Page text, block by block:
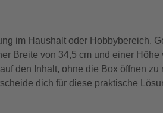
im Haushalt oder Hobbybereich.
Breite von 34,5 cm und einer Höhe
den Inhalt, ohne die Box öffnen
dich für diese praktische